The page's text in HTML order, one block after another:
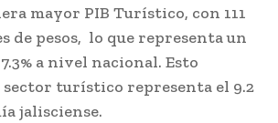
mayor PIB Turístico, con 111
de pesos, lo que representa un
a nivel nacional. Esto
sector turístico representa el 9.2
jalisciense.